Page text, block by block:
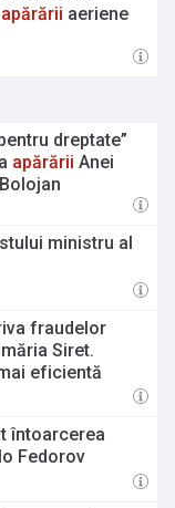
apărării aeriene
dreptate”
apărării Anei
ministru al
fraudelor
Siret.
eficientă
cibernetice
întoarcerea
Fedorov